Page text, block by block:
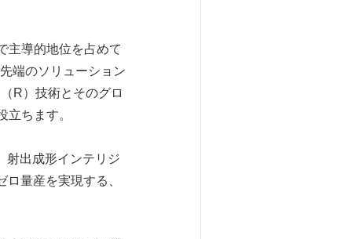
主導的地位を占めて
端のソリューション
R）技術とそのグロ
ちます。
射出成形インテリジ
量産を実現する、